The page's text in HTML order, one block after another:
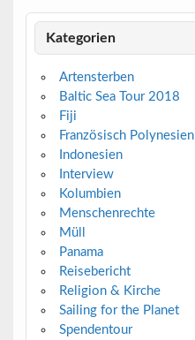
Kategorien
Artensterben
Baltic Sea Tour 2018
Fiji
Französisch Polynesien
Indonesien
Interview
Kolumbien
Menschenrechte
Müll
Panama
Reisebericht
Religion & Kirche
Sailing for the Planet
Spendentour